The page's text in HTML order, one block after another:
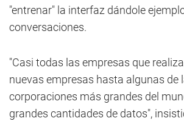
"entrenar" la interfaz dándole
conversaciones.
"Casi todas las empresas que
nuevas empresas hasta algunas de
corporaciones más grandes del
grandes cantidades de datos",